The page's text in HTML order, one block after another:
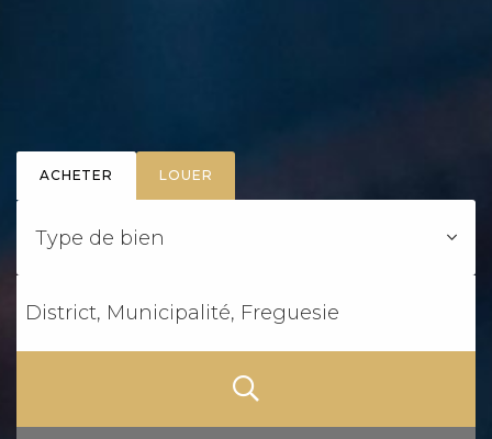
ACHETER LOUER
Type de bien
District, Municipalité, Freguesie